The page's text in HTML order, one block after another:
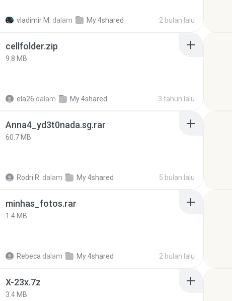
vladimir M. dalam My 4shared 2 bulan lalu
cellfolder.zip
9.8 MB
ela26 dalam My 4shared 3 tahun lalu
Anna4_yd3t0nada.sg.rar
60.7 MB
Rodri R. dalam My 4shared 5 bulan lalu
minhas_fotos.rar
1.4 MB
Rebeca dalam My 4shared 2 bulan lalu
X-23x.7z
3.4 MB